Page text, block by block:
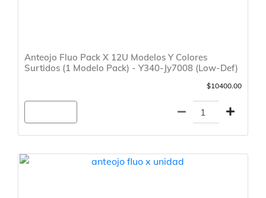
Anteojo Fluo Pack X 12U Modelos Y Colores
Surtidos (1 Modelo Pack) - Y340-Jy7008 (Low-Def)
$10400.00